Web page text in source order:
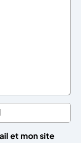
et mon site